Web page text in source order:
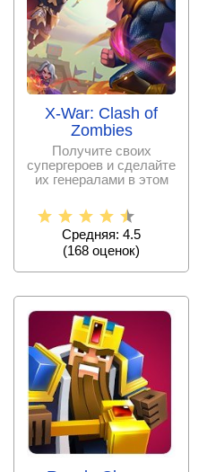
X-War: Clash of
Zombies
Получите своих
супергероев и сделайте
их генералами в этом
зомби,
Средняя: 4.5
(168 оценок)